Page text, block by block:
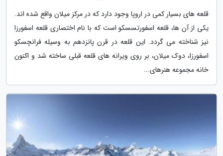
قلعه های بسیار کمی در اروپا وجود دارد که در مرکز میلان واقع شده اند.
یکی از آن ها، قلعه اسفورتسسکو است که با نام اختصاری قلعه اسفورزا
نیز شناخته می گردد. این قلعه در قرن پانزدهم به وسیله فرانچسکو
اسفورزا، دوک میلان، بر روی ویرانه های قلعه قبلی ساخته شد و اکنون
خانه مجموعه هنرهای...